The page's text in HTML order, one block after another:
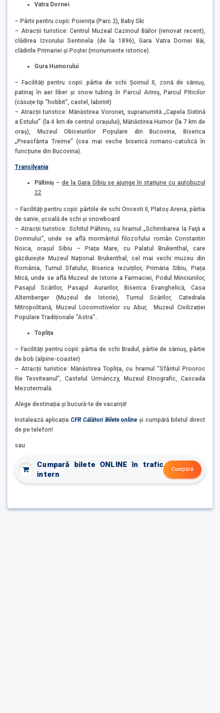
Vatra Dornei
– Pârtii pentru copii: Poienița (Parc 2), Baby Ski
– Atracții turistice: Centrul Muzeal Cazinoul Băilor (renovat recent),
clădirea Izvorului Sentinela (de la 1896), Gara Vatra Dornei Băi,
clădirile Primariei și Poștei (monumente istorice).
Gura Humorului
– Facilități pentru copii: pârtia de schi Șoimul II, zonă de săniuș,
patinaj în aer liber și snow tubing în Parcul Ariniș, Parcul Piticilor
(căsuțe tip “hobbit”, castel, labirint)
– Atracții turistice: Mănăstirea Voroneț, supranumită „Capela Sixtină
a Estului” (la 4 km de centrul orașului), Mănăstirea Humor (la 7 km de
oraș), Muzeul Obiceiurilor Populare din Bucovina, Biserica
„Preasfânta Treime” (cea mai veche biserică romano-catolică în
funcțiune din Bucovina).
Transilvania
Păltiniș – de la Gara Sibiu se ajunge în stațiune cu autobuzul
22
– Facilități pentru copii: pârtiile de schi Oncesti II, Platoș Arena, pârtia
de sanie, școală de schi și snowboard
– Atracții turistice: Schitul Păltiniș, cu hramul „Schimbarea la Faţă a
Domnului“, unde se află mormântul filozofului român Constantin
Noica, orașul Sibiu – Piața Mare, cu Palatul Brukenthal, care
găzduiește Muzeul Național Brukenthal, cel mai vechi muzeu din
România, Turnul Sfatului, Biserica Iezuiților, Primăria Sibiu, Piața
Mică, unde se află Muzeul de Istorie a Farmaciei, Podul Minciunilor,
Pasajul Scărilor, Pasajul Aurarilor, Biserica Evanghelică, Casa
Altemberger (Muzeul de Istorie), Turnul Scărilor, Catedrala
Mitropolitană, Muzeul Locomotivelor cu Abur,
Muzeul Civilizației
Populare Tradiționale “Astra”.
Toplița
– Facilități pentru copii: pârtia de schi Bradul, pârtie de săniuș, pârtie
de bob (alpine-coaster)
– Atracții turistice: Mănăstirea Toplița, cu hramul ”Sfântul Prooroc
Ilie Tesviteanul”, Castelul Urmánczy, Muzeul Etnografic, Cascada
Mezotermală.
Alege destinația și bucură-te de vacanță!
Instalează aplicația CFR Călători Bilete online și cumpără biletul direct
de pe telefon!
sau
Cumpară bilete ONLINE în trafic
intern
Cumpără